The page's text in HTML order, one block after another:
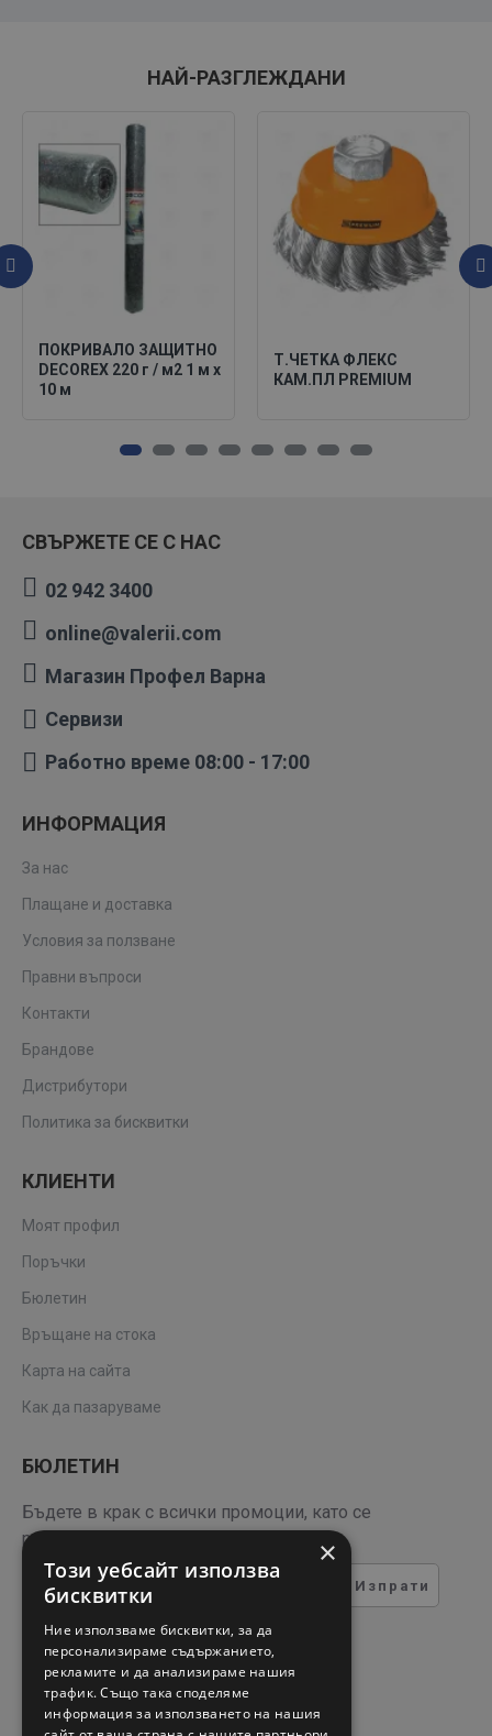
НАЙ-РАЗГЛЕЖДАНИ
ПОКРИВАЛО ЗАЩИТНО
DECOREX 220 г / м2 1 м х
10 м
Т.ЧЕТKA ФЛЕКС
КАМ.ПЛ PREMIUM
СВЪРЖЕТЕ СЕ С НАС
02 942 3400
online@valerii.com
Магазин Профел Варна
Сервизи
Работно време 08:00 - 17:00
ИНФОРМАЦИЯ
За нас
Плащане и доставка
Условия за ползване
Правни въпроси
Контакти
Брандове
Дистрибутори
Политика за бисквитки
КЛИЕНТИ
Моят профил
Поръчки
Бюлетин
Връщане на стока
Карта на сайта
Как да пазаруваме
БЮЛЕТИН
Бъдете в крак с всички промоции, като се
регистрирате за нашия бюлетин
Изпрати
ТЕСТ ЗА СИГУРНОСТ
Въведете кода в полето
отдолу
×
Този уебсайт използва
бисквитки
Ние използваме бисквитки, за да
персонализираме съдържанието,
рекламите и да анализираме нашия
трафик. Също така споделяме
информация за използването на нашия